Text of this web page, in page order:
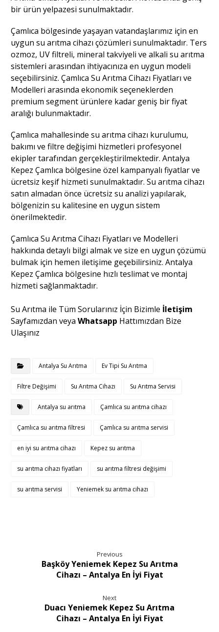
bir ürün yelpazesi sunulmaktadır.
Çamlıca bölgesinde yaşayan vatandaşlarımız için en
uygun su arıtma cihazı çözümleri sunulmaktadır. Ters
ozmoz, UV filtreli, mineral takviyeli ve alkali su arıtma
sistemleri arasından ihtiyacınıza en uygun modeli
seçebilirsiniz. Çamlıca Su Arıtma Cihazı Fiyatları ve
Modelleri arasında ekonomik seçeneklerden
premium segment ürünlere kadar geniş bir fiyat
aralığı bulunmaktadır.
Çamlıca mahallesinde su arıtma cihazı kurulumu,
bakımı ve filtre değişimi hizmetleri profesyonel
ekipler tarafından gerçekleştirilmektedir. Antalya
Kepez Çamlıca bölgesine özel kampanyalı fiyatlar ve
ücretsiz keşif hizmeti sunulmaktadır. Su arıtma cihazı
satın almadan önce ücretsiz su analizi yapılarak,
bölgenizin su kalitesine en uygun sistem
önerilmektedir.
Çamlıca Su Arıtma Cihazı Fiyatları ve Modelleri
hakkında detaylı bilgi almak ve size en uygun çözümü
bulmak için hemen iletişime geçebilirsiniz. Antalya
Kepez Çamlıca bölgesine hızlı teslimat ve montaj
hizmeti sağlanmaktadır.
Su Arıtma ile Tüm Sorularınız İçin Bizimle İletişim
Sayfamızdan veyaWhatsapp Hattımızdan Bize
Ulaşınız
Antalya Su Arıtma Ev Tipi Su Arıtma
Filtre Değişimi Su Arıtma Cihazı Su Arıtma Servisi
Antalya su arıtma Çamlıca su arıtma cihazı
Çamlıca su arıtma filtresi Çamlıca su arıtma servisi
en iyi su arıtma cihazı Kepez su arıtma
su arıtma cihazı fiyatları su arıtma filtresi değişimi
su arıtma servisi Yeniemek su arıtma cihazı
Previous
Başköy Yeniemek Kepez Su Arıtma
Cihazı – Antalya En İyi Fiyat
Next
Duacı Yeniemek Kepez Su Arıtma
Cihazı – Antalya En İyi Fiyat